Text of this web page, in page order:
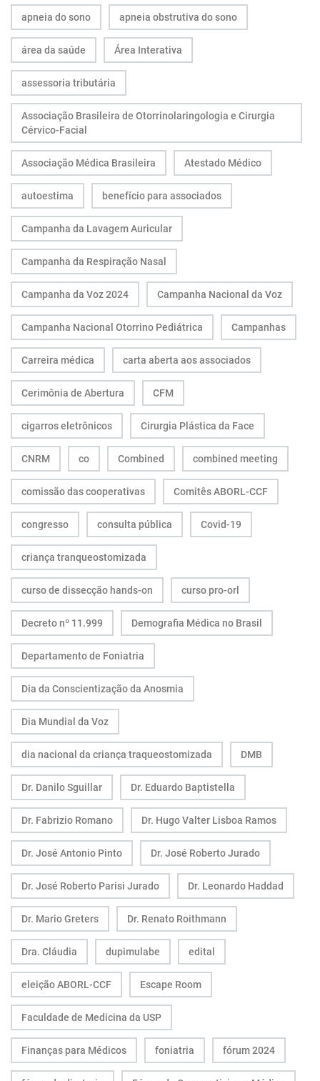
apneia do sono apneia obstrutiva do sono
área da saúde Área Interativa
assessoria tributária
Associação Brasileira de Otorrinolaringologia e Cirurgia
Cérvico-Facial
Associação Médica Brasileira Atestado Médico
autoestima benefício para associados
Campanha da Lavagem Auricular
Campanha da Respiração Nasal
Campanha da Voz 2024 Campanha Nacional da Voz
Campanha Nacional Otorrino Pediátrica Campanhas
Carreira médica carta aberta aos associados
Cerimônia de Abertura CFM
cigarros eletrônicos Cirurgia Plástica da Face
CNRM co Combined combined meeting
comissão das cooperativas Comitês ABORL-CCF
congresso consulta pública Covid-19
criança tranqueostomizada
curso de dissecção hands-on curso pro-orl
Decreto nº 11.999 Demografia Médica no Brasil
Departamento de Foniatria
Dia da Conscientização da Anosmia
Dia Mundial da Voz
dia nacional da criança traqueostomizada DMB
Dr. Danilo Sguillar Dr. Eduardo Baptistella
Dr. Fabrizio Romano Dr. Hugo Valter Lisboa Ramos
Dr. José Antonio Pinto Dr. José Roberto Jurado
Dr. José Roberto Parisi Jurado Dr. Leonardo Haddad
Dr. Mario Greters Dr. Renato Roithmann
Dra. Cláudia dupimulabe edital
eleição ABORL-CCF Escape Room
Faculdade de Medicina da USP
Finanças para Médicos foniatria fórum 2024